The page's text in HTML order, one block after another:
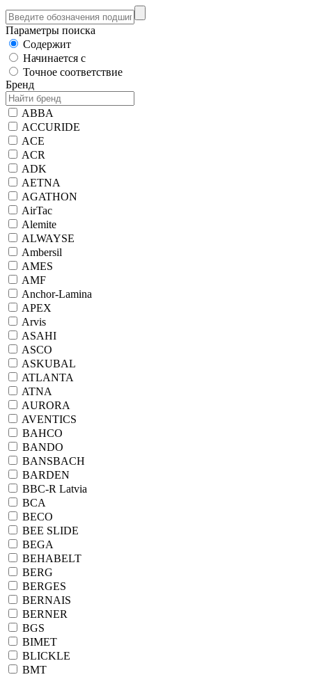
Параметры поиска
Содержит
Начинается с
Точное соответствие
Бренд
ABBA
ACCURIDE
ACE
ACR
ADK
AETNA
AGATHON
AirTac
Alemite
ALWAYSE
Ambersil
AMES
AMF
Anchor-Lamina
APEX
Arvis
ASAHI
ASCO
ASKUBAL
ATLANTA
ATNA
AURORA
AVENTICS
BAHCO
BANDO
BANSBACH
BARDEN
BBC-R Latvia
BCA
BECO
BEE SLIDE
BEGA
BEHABELT
BERG
BERGES
BERNAIS
BERNER
BGS
BIMET
BLICKLE
BMT